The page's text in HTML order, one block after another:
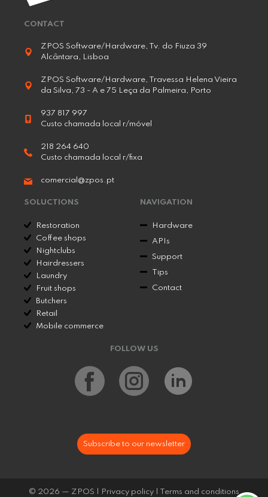
CONTACT
ZPOS Software/Hardware, Tv. do Fiuza 39
Alcântara, Lisboa
ZPOS Software/Hardware, Travessa Helena Vieira
da Silva, 73 - A e 75 Leça da Palmeira, Porto
937 817 997
Custo chamada local r/móvel
218 264 640
Custo chamada local r/fixa
comercial@zpos.pt
SOLUCTIONS
Restoration
Coffee shops
Nightclubs
Hairdressers
Laundry
Fruit shops
Butchers
Retail
Mobile commerce
NAVIGATION
Hardware
APIs
Support
Tips
Contact
FOLLOW US
Subscribe to our newsletter
© 2026 — ZPOS | Privacy policy Terms and conditions